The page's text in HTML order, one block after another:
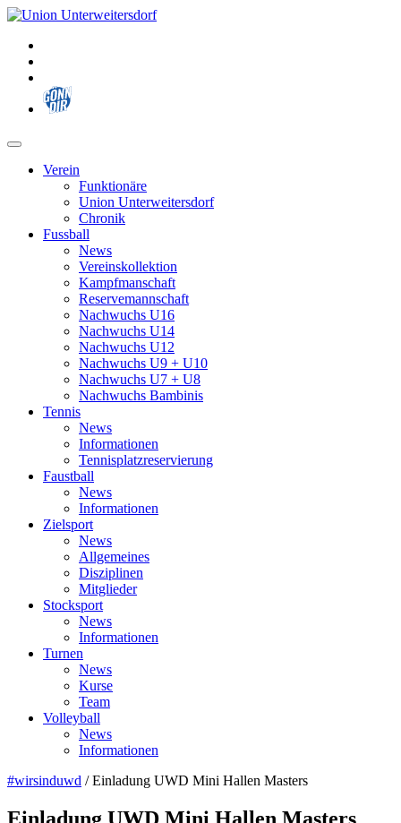
Zum
springen
Verein
Funktionäre
Union Unterweitersdorf
Chronik
Fussball
News
Vereinskollektion
Kampfmanschaft
Reservemannschaft
Nachwuchs U16
Nachwuchs U14
Nachwuchs U12
Nachwuchs U9 + U10
Nachwuchs U7 + U8
Nachwuchs Bambinis
Tennis
News
Informationen
Tennisplatzreservierung
Faustball
News
Informationen
Zielsport
News
Allgemeines
Disziplinen
Mitglieder
Stocksport
News
Informationen
Turnen
News
Kurse
Team
Volleyball
News
Informationen
#wirsinduwd /Einladung UWD Mini Hallen Masters